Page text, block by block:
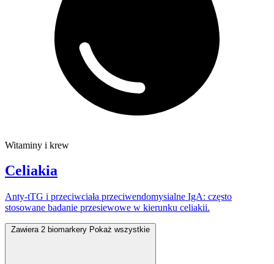
Witaminy i krew
Celiakia
Anty-tTG i przeciwciała przeciwendomysialne IgA: często
stosowane badanie przesiewowe w kierunku celiakii.
Zawiera 2 biomarkery Pokaż wszystkie